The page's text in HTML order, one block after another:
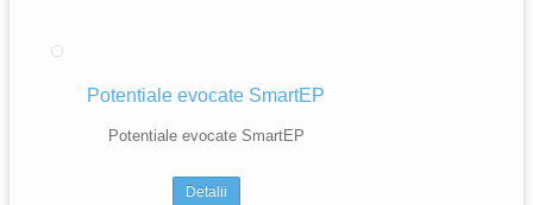
Potentiale evocate SmartEP
Potentiale evocate SmartEP
Detalii